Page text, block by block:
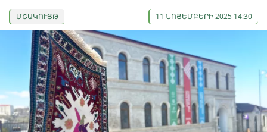
ՄՇԱԿՈՒՅԹ 11 ՆՈՅԵՄԲԵՐԻ 2025 14:30